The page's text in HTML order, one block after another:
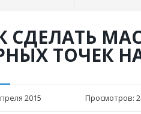
СДЕЛАТЬ
ТОЧЕК
2015 Просмотров: